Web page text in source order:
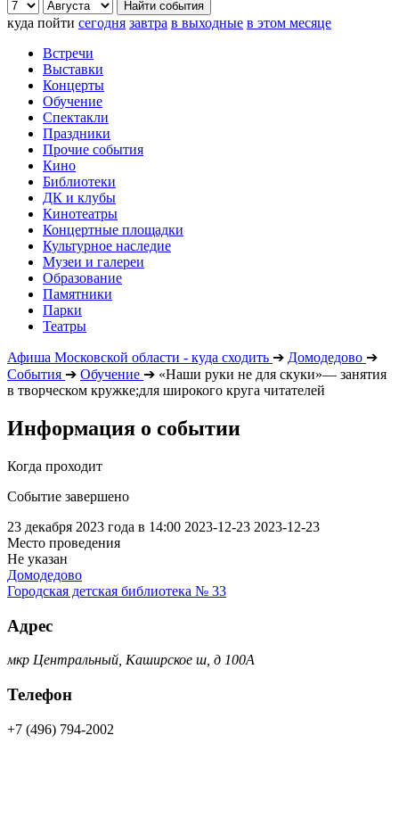
куда пойти сегодня завтра в выходные в этом месяце
Встречи
Выставки
Концерты
Обучение
Спектакли
Праздники
Прочие события
Кино
Библиотеки
ДК и клубы
Кинотеатры
Концертные площадки
Культурное наследие
Музеи и галереи
Образование
Памятники
Парки
Театры
Афиша Московской области - куда сходить ➔ Домодедово ➔
События ➔ Обучение ➔ «Наши руки не для скуки»— занятия
в творческом кружке;для широкого круга читателей
Информация о событии
Когда проходит
Событие завершено
23 декабря 2023 года в 14:00 2023-12-23 2023-12-23
Место проведения
Не указан
Домодедово
Городская детская библиотека № 33
Адрес
мкр Центральный, Каширское ш, д 100А
Телефон
+7 (496) 794-2002